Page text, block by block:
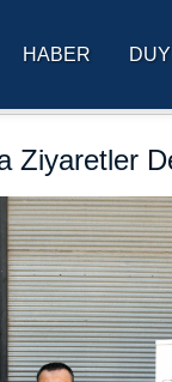
HABER
Ziyaretler